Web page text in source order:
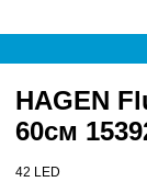
HAGEN
60см
42 LED